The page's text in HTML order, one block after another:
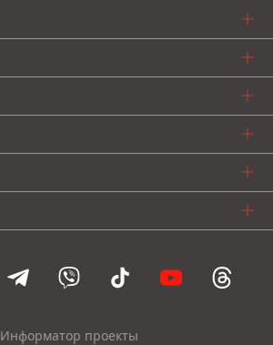
Информатор проекты